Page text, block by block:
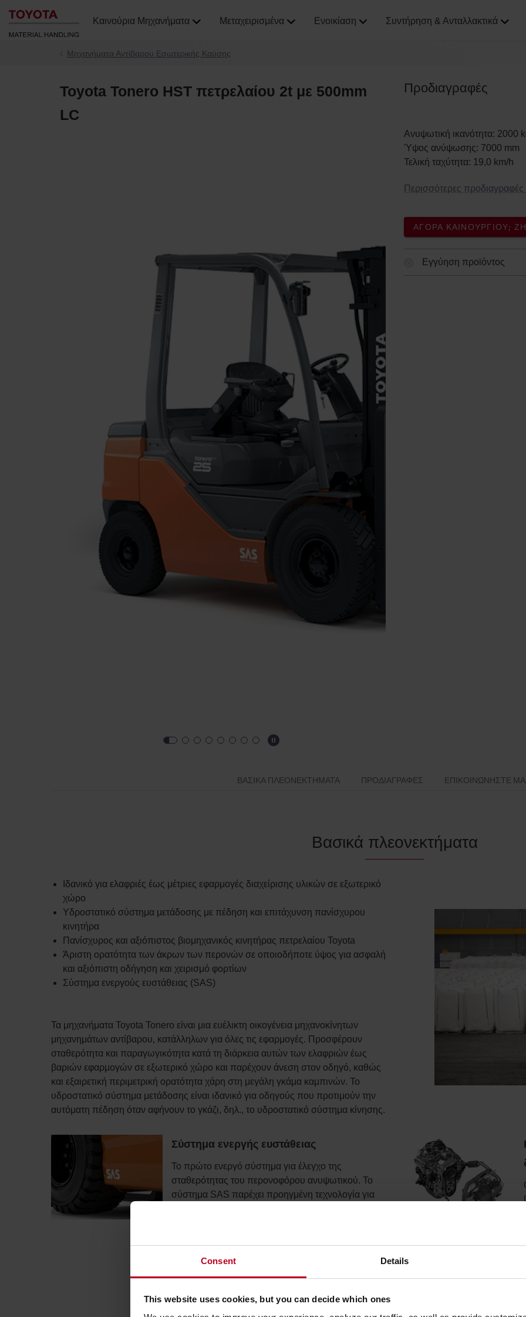
Consent Details
This website uses cookies, but you can decide which ones
Καινούρια Μηχανήματα Μεταχειρισμένα Ενοικίαση Συντήρηση & Ανταλλακτικά
Μηχανήματα Αντίβαρου Εσωτερικής Καύσης
Toyota Tonero HST πετρελαίου 2t με 500mm
LC
Προδιαγραφές
Ανυψωτική ικανότητα: 2000
Ύψος ανύψωσης: 7000 mm
Τελική ταχύτητα: 19,0 km/h
Περισσότερες προδιαγραφές
ΑΓΟΡΆ ΚΑΙΝΟΎΡΓΙΟΥ;
Εγγύηση προϊόντος
ΒΑΣΙΚΆ ΠΛΕΟΝΕΚΤΉΜΑΤΑ ΠΡΟΔΙΑΓΡΑΦΈΣ ΕΠΙΚΟΙΝΩΝΉΣΤΕ
Βασικά πλεονεκτήματα
Ιδανικό για ελαφριές έως μέτριες εφαρμογές διαχείρισης υλικών σε εξωτερικό
χώρο
Υδροστατικό σύστημα μετάδοσης με πέδηση και επιτάχυνση πανίσχυρου
κινητήρα
Πανίσχυρος και αξιόπιστος βιομηχανικός κινητήρας πετρελαίου Toyota
Άριστη ορατότητα των άκρων των περονών σε οποιοδήποτε ύψος για ασφαλή
και αξιόπιστη οδήγηση και χειρισμό φορτίων
Σύστημα ενεργούς ευστάθειας (SAS)
Τα μηχανήματα Toyota Tonero είναι μια ευέλικτη οικογένεια μηχανοκίνητων
μηχανημάτων αντίβαρου, κατάλληλων για όλες τις εφαρμογές. Προσφέρουν
σταθερότητα και παραγωγικότητα κατά τη διάρκεια αυτών των ελαφριών έως
βαριών εφαρμογών σε εξωτερικό χώρο και παρέχουν άνεση στον οδηγό, καθώς
και εξαιρετική περιμετρική ορατότητα χάρη στη μεγάλη γκάμα καμπινών. Το
υδροστατικό σύστημα μετάδοσης είναι ιδανικό για οδηγούς που προτιμούν την
αυτόματη πέδηση όταν αφήνουν το γκάζι, δηλ., το υδροστατικό σύστημα κίνησης.
Σύστημα ενεργής ευστάθειας
Το πρώτο ενεργό σύστημα για έλεγχο της
σταθερότητας του περονοφόρου ανυψωτικού. Το
σύστημα SAS παρέχει προηγμένη τεχνολογία για